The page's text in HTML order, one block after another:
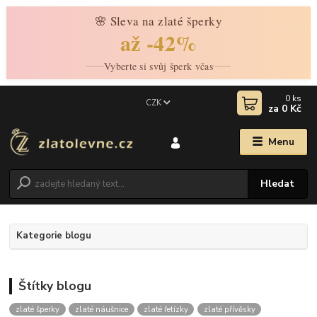
🌸 Sleva na zlaté šperky
až -42%
Vyberte si svůj šperk včas
Menu
CZK
Hledat
0 ks
za 0 Kč
Kategorie blogu
Štítky blogu
zlaté šperky zlaté náušnice zlaté řetízky
zlaté přívěsky